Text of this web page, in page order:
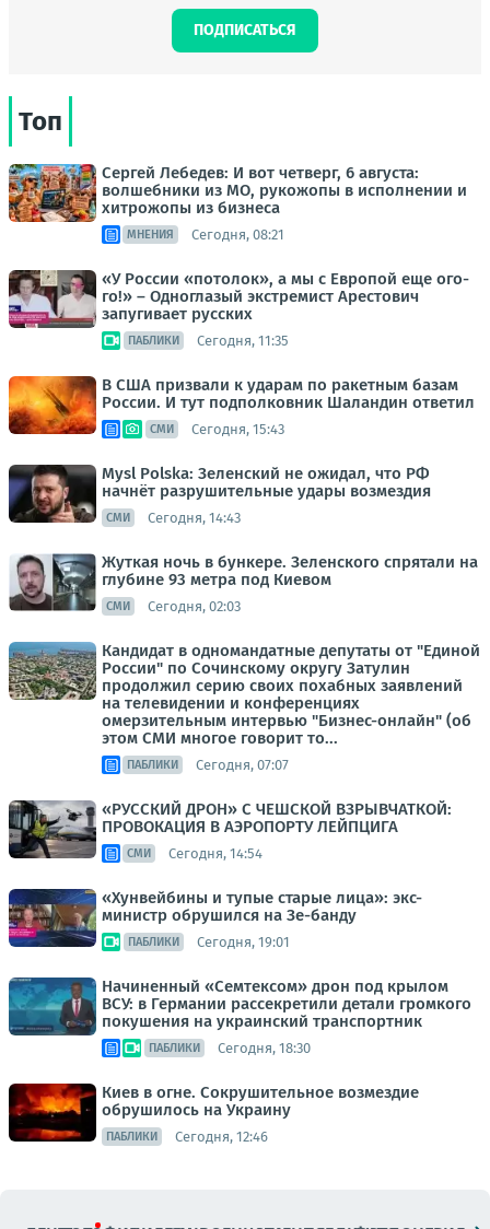
ПОДПИСАТЬСЯ
Топ
Сергей Лебедев: И вот четверг, 6 августа:
волшебники из МО, рукожопы в исполнении и
хитрожопы из бизнеса
МНЕНИЯ Сегодня, 08:21
«У России «потолок», а мы с Европой еще ого-
го!» – Одноглазый экстремист Арестович
запугивает русских
ПАБЛИКИ Сегодня, 11:35
В США призвали к ударам по ракетным базам
России. И тут подполковник Шаландин ответил
СМИ Сегодня, 15:43
Mysl Polska: Зеленский не ожидал, что РФ
начнёт разрушительные удары возмездия
СМИ Сегодня, 14:43
Жуткая ночь в бункере. Зеленского спрятали на
глубине 93 метра под Киевом
СМИ Сегодня, 02:03
Кандидат в одномандатные депутаты от "Единой
России" по Сочинскому округу Затулин
продолжил серию своих похабных заявлений
на телевидении и конференциях
омерзительным интервью "Бизнес-онлайн" (об
этом СМИ многое говорит то...
ПАБЛИКИ Сегодня, 07:07
«РУССКИЙ ДРОН» С ЧЕШСКОЙ ВЗРЫВЧАТКОЙ:
ПРОВОКАЦИЯ В АЭРОПОРТУ ЛЕЙПЦИГА
СМИ Сегодня, 14:54
«Хунвейбины и тупые старые лица»: экс-
министр обрушился на Зе-банду
ПАБЛИКИ Сегодня, 19:01
Начиненный «Семтексом» дрон под крылом
ВСУ: в Германии рассекретили детали громкого
покушения на украинский транспортник
ПАБЛИКИ Сегодня, 18:30
Киев в огне. Сокрушительное возмездие
обрушилось на Украину
ПАБЛИКИ Сегодня, 12:46